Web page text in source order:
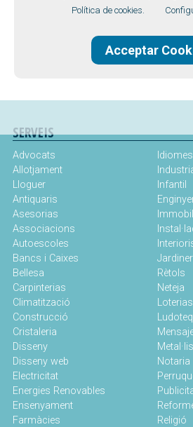
Guia comercial del Prat de Llobregat -
© Tots els drets
de privacitat-Política
SERVEIS
Advocats
Allotjament
Lloguer
Antiquaris
Asesorias
Associacions
Autoescoles
Bancs i Caixes
Bellesa
Carpinterias
Climatització
Construcció
Cristaleria
Disseny
Disseny web
Electricitat
Energies Renovables
Ensenyament
Farmàcies
Idiomes
Infantil
Rètols
Neteja
Loterias
Notaria
Religió
Política de cookies.
Acceptar